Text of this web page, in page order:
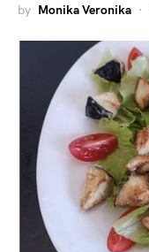
by Monika Veronika